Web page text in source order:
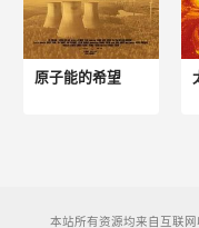
原子能的希望
本站所有资源均来自互联